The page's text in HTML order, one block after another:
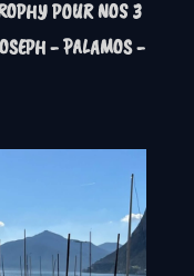
POUR NOS 3
- PALAMOS -